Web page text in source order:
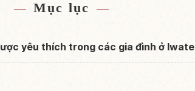
Mục lục
yêu thích trong các gia đình ở Iwate